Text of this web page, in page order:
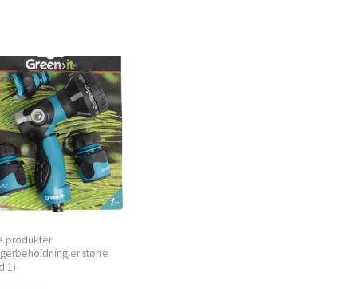
produkter
er større
1)